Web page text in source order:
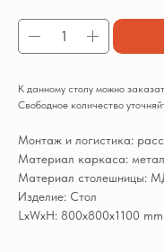
К данному столу можно
Свободное количество
Монтаж и логистика:
Материал каркаса:
Материал столешницы:
Изделие: Стол
LxWxH: 800x800x1100 mm